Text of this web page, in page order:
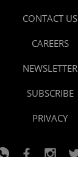
CONTACT US
CAREERS
NEWSLETTER
SUBSCRIBE
PRIVACY